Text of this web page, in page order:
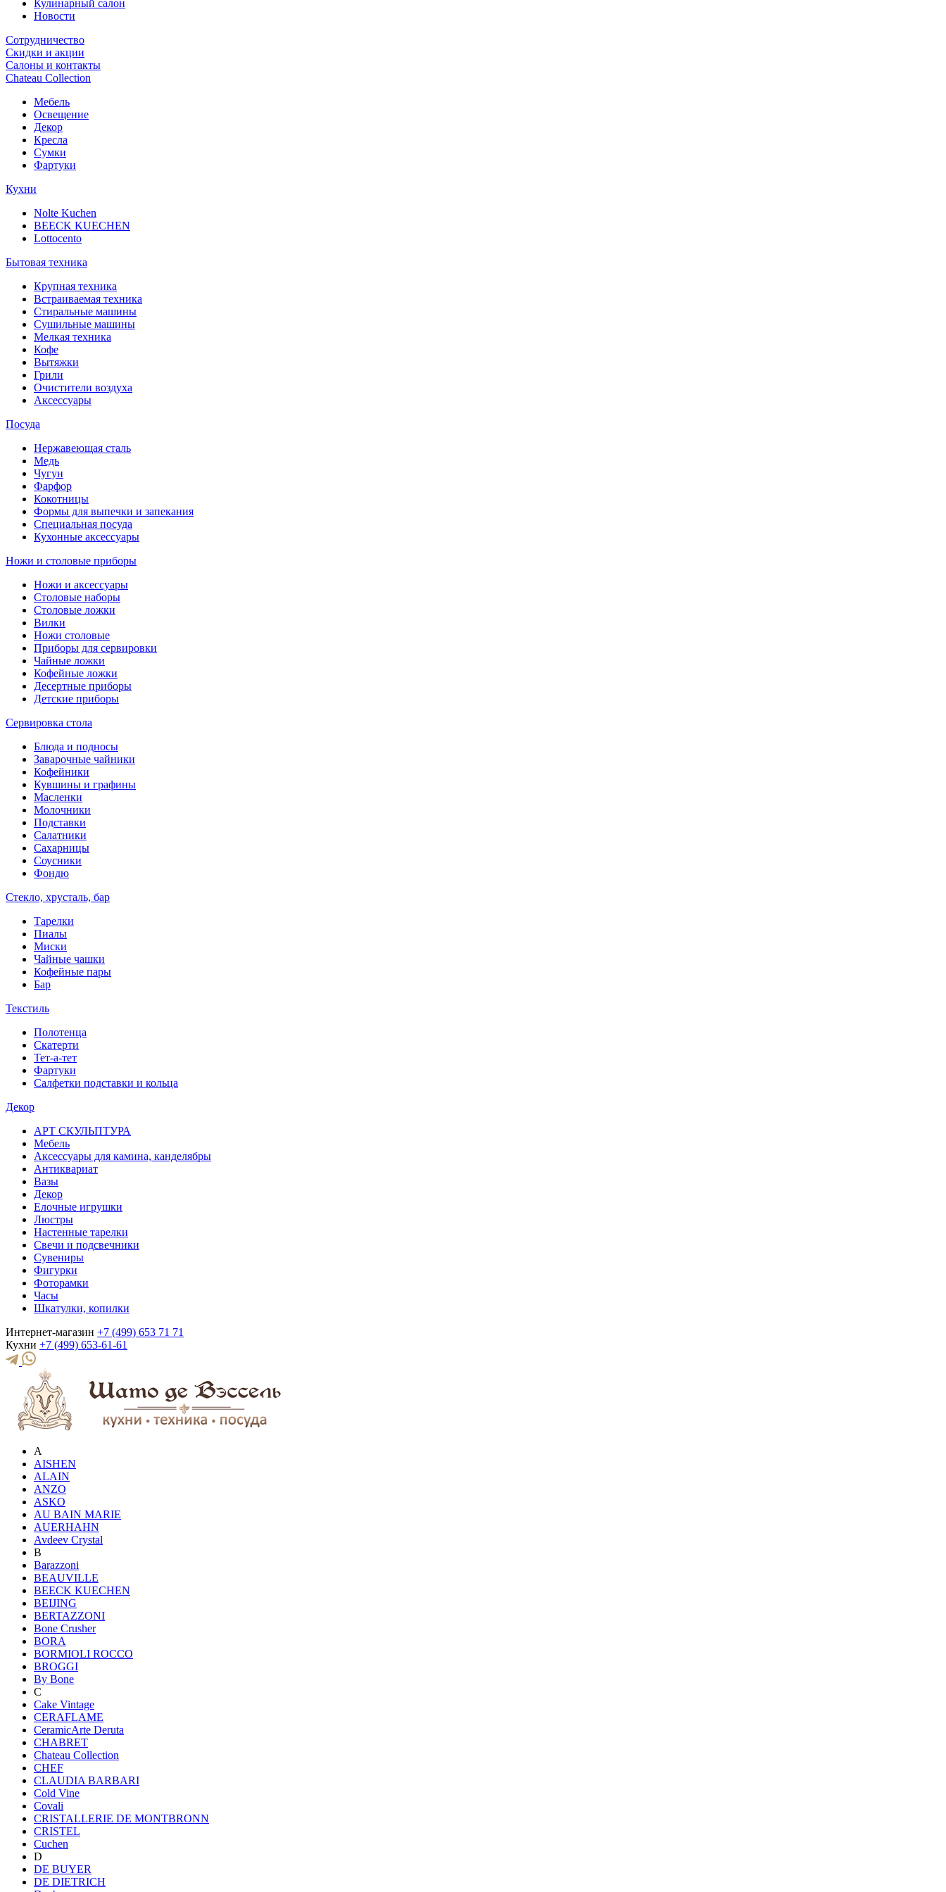
Кулинарный салон
Новости
Сотрудничество
Скидки и акции
Салоны и контакты
Chateau Collection
Мебель
Освещение
Декор
Кресла
Сумки
Фартуки
Кухни
Nolte Kuchen
BEECK KUECHEN
Lottocento
Бытовая техника
Крупная техника
Встраиваемая техника
Стиральные машины
Сушильные машины
Мелкая техника
Кофе
Вытяжки
Грили
Очистители воздуха
Аксессуары
Посуда
Нержавеющая сталь
Медь
Чугун
Фарфор
Кокотницы
Формы для выпечки и запекания
Специальная посуда
Кухонные аксессуары
Ножи и столовые приборы
Ножи и аксессуары
Столовые наборы
Столовые ложки
Вилки
Ножи столовые
Приборы для сервировки
Чайные ложки
Кофейные ложки
Десертные приборы
Детские приборы
Сервировка стола
Блюда и подносы
Заварочные чайники
Кофейники
Кувшины и графины
Масленки
Молочники
Подставки
Салатники
Сахарницы
Соусники
Фондю
Стекло, хрусталь, бар
Тарелки
Пиалы
Миски
Чайные чашки
Кофейные пары
Бар
Текстиль
Полотенца
Скатерти
Тет-а-тет
Фартуки
Салфетки подставки и кольца
Декор
АРТ СКУЛЬПТУРА
Мебель
Аксессуары для камина, канделябры
Антиквариат
Вазы
Декор
Елочные игрушки
Люстры
Настенные тарелки
Свечи и подсвечники
Сувениры
Фигурки
Фоторамки
Часы
Шкатулки, копилки
Интернет-магазин +7 (499) 653 71 71
Кухни +7 (499) 653-61-61
A
AISHEN
ALAIN
ANZO
ASKO
AU BAIN MARIE
AUERHAHN
Avdeev Crystal
B
Barazzoni
BEAUVILLE
BEECK KUECHEN
BEIJING
BERTAZZONI
Bone Crusher
BORA
BORMIOLI ROCCO
BROGGI
By Bone
C
Cake Vintage
CERAFLAME
CeramicArte Deruta
CHABRET
Chateau Collection
CHEF
CLAUDIA BARBARI
Cold Vine
Covali
CRISTALLERIE DE MONTBRONN
CRISTEL
Cuchen
D
DE BUYER
DE DIETRICH